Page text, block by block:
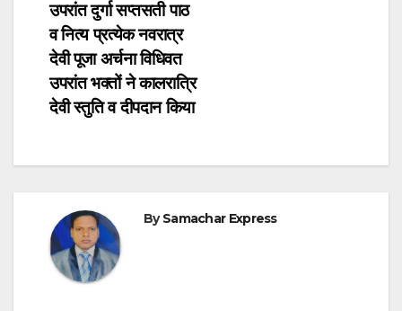
उपरांत दुर्गा सप्तसती पाठ
व नित्य प्रत्येक नवरात्र
देवी पूजा अर्चना विधिवत
उपरांत भक्तों ने कालरात्रि
देवी स्तुति व दीपदान किया
BySamachar Express